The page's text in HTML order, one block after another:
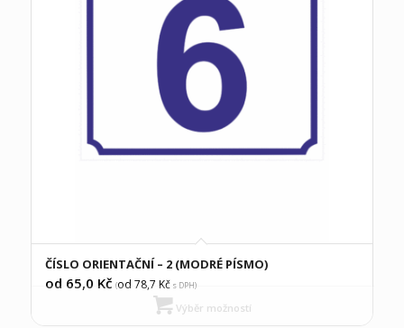
ČÍSLO ORIENTAČNÍ – 2 (MODRÉ PÍSMO)
od 65,0 Kč (od 78,7 Kčs DPH)
Výběr možností